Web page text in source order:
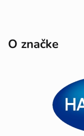
O značke